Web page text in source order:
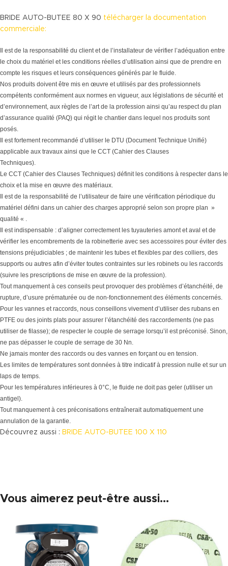
BRIDE AUTO-BUTEE 80 X 90 télécharger la documentation
commerciale:
Il est de la responsabilité du client et de l’installateur de vérifier l’adéquation entre
le choix du matériel et les conditions réelles d’utilisation ainsi que de prendre en
compte les risques et leurs conséquences générés par le fluide.
Nos produits doivent être mis en œuvre et utilisés par des professionnels
compétents conformément aux normes en vigueur, aux législations de sécurité et
d’environnement, aux règles de l’art de la profession ainsi qu’au respect du plan
d’assurance qualité (PAQ) qui régit le chantier dans lequel nos produits sont
posés.
Il est fortement recommandé d’utiliser le DTU (Document Technique Unifié)
applicable aux travaux ainsi que le CCT (Cahier des Clauses
Techniques).
Le CCT (Cahier des Clauses Techniques) définit les conditions à respecter dans le
choix et la mise en œuvre des matériaux.
Il est de la responsabilité de l’utilisateur de faire une vérification périodique du
matériel défini dans un cahier des charges approprié selon son propre plan »
qualité « .
Il est indispensable : d’aligner correctement les tuyauteries amont et aval et de
vérifier les encombrements de la robinetterie avec ses accessoires pour éviter des
tensions préjudiciables ; de maintenir les tubes et flexibles par des colliers, des
supports ou autres afin d’éviter toutes contraintes sur les robinets ou les raccords
(suivre les prescriptions de mise en œuvre de la profession).
Tout manquement à ces conseils peut provoquer des problèmes d’étanchéité, de
rupture, d’usure prématurée ou de non-fonctionnement des éléments concernés.
Pour les vannes et raccords, nous conseillons vivement d’utiliser des rubans en
PTFE ou des joints plats pour assurer l’étanchéité des raccordements (ne pas
utiliser de filasse); de respecter le couple de serrage lorsqu’il est préconisé. Sinon,
ne pas dépasser le couple de serrage de 30 Nn.
Ne jamais monter des raccords ou des vannes en forçant ou en tension.
Les limites de températures sont données à titre indicatif à pression nulle et sur un
laps de temps.
Pour les températures inférieures à 0°C, le fluide ne doit pas geler (utiliser un
antigel).
Tout manquement à ces préconisations entraînerait automatiquement une
annulation de la garantie.
Découvrez aussi : BRIDE AUTO-BUTEE 100 X 110
Vous aimerez peut-être aussi…